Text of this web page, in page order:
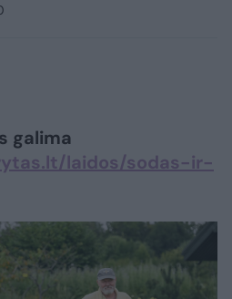
galima
laidos/sodas-ir-